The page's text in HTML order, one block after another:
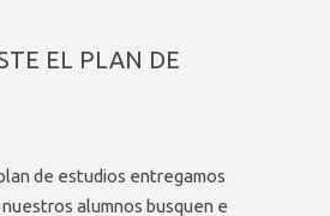
EL PLAN DE
de estudios entregamos
alumnos busquen e